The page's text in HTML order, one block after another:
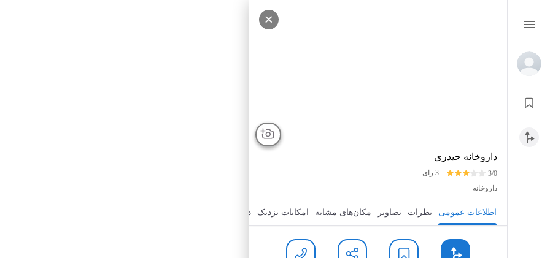
داروخانه حیدری
3/0
3 رای
داروخانه
اطلاعات عمومی نظرات تصاویر مکان‌های مشابه امکانات نزدیک درباره